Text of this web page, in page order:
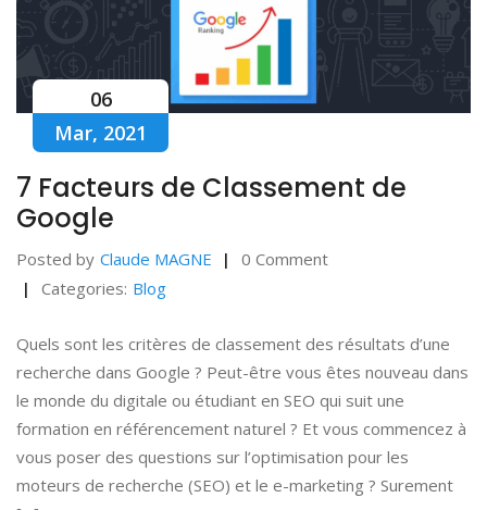
06
Mar, 2021
7 Facteurs de Classement de
Google
Posted by Claude MAGNE
0 Comment
Categories: Blog
Quels sont les critères de classement des résultats d’une
recherche dans Google ? Peut-être vous êtes nouveau dans
le monde du digitale ou étudiant en SEO qui suit une
formation en référencement naturel ? Et vous commencez à
vous poser des questions sur l’optimisation pour les
moteurs de recherche (SEO) et le e-marketing ? Surement